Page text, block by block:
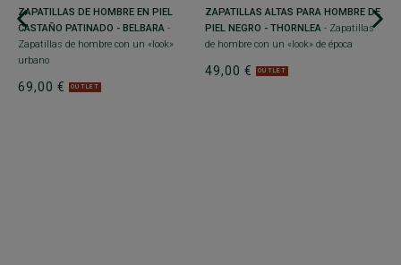
ZAPATILLAS DE HOMBRE EN PIEL
CASTAÑO PATINADO - BELBARA -
Zapatillas de hombre con un «look»
urbano
69,00 € OUTLET
ZAPATILLAS ALTAS PARA HOMBRE DE
PIEL NEGRO - THORNLEA - Zapatillas
de hombre con un «look» de época
49,00 € OUTLET